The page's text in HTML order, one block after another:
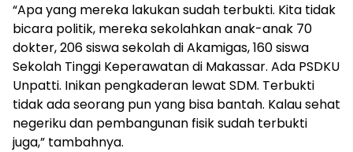
“Apa yang mereka lakukan sudah terbukti. Kita tidak
bicara politik, mereka sekolahkan anak-anak 70
dokter, 206 siswa sekolah di Akamigas, 160 siswa
Sekolah Tinggi Keperawatan di Makassar. Ada PSDKU
Unpatti. Inikan pengkaderan lewat SDM. Terbukti
tidak ada seorang pun yang bisa bantah. Kalau sehat
negeriku dan pembangunan fisik sudah terbukti
juga,” tambahnya.